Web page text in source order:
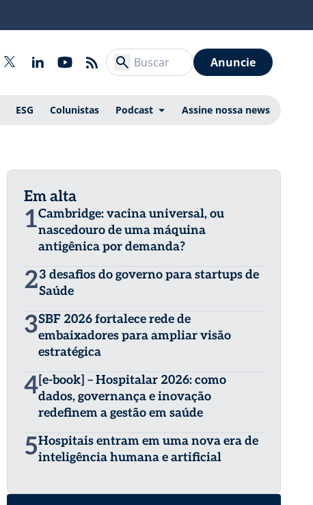
Anuncie
ESG Colunistas Podcast Assine nossa news
Em alta
1Cambridge: vacina universal, ou
nascedouro de uma máquina
antigênica por demanda?
23 desafios do governo para startups de
Saúde
3SBF 2026 fortalece rede de
embaixadores para ampliar visão
estratégica
4[e-book] – Hospitalar 2026: como
dados, governança e inovação
redefinem a gestão em saúde
5Hospitais entram em uma nova era de
inteligência humana e artificial